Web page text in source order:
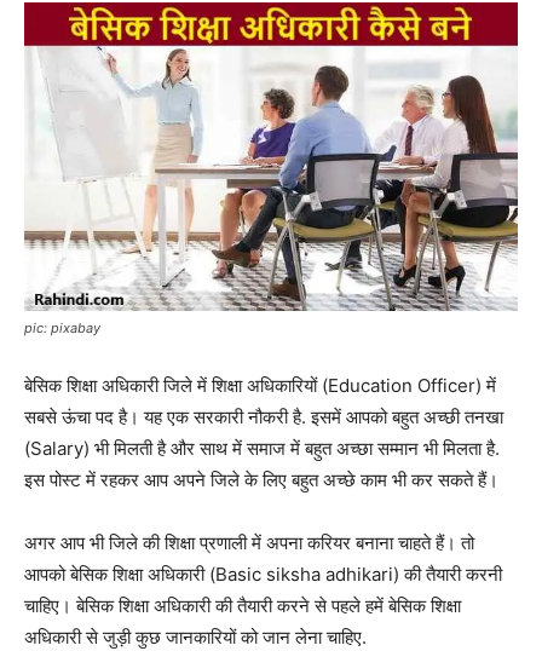
pic: pixabay
बेसिक शिक्षा अधिकारी जिले में शिक्षा अधिकारियों (Education Officer) में
सबसे ऊंचा पद है। यह एक सरकारी नौकरी है. इसमें आपको बहुत अच्छी तनखा
(Salary) भी मिलती है और साथ में समाज में बहुत अच्छा सम्मान भी मिलता है.
इस पोस्ट में रहकर आप अपने जिले के लिए बहुत अच्छे काम भी कर सकते हैं।
अगर आप भी जिले की शिक्षा प्रणाली में अपना करियर बनाना चाहते हैं। तो
आपको बेसिक शिक्षा अधिकारी (Basic siksha adhikari) की तैयारी करनी
चाहिए। बेसिक शिक्षा अधिकारी की तैयारी करने से पहले हमें बेसिक शिक्षा
अधिकारी से जुड़ी कुछ जानकारियों को जान लेना चाहिए.